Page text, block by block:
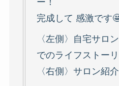
完成して 感激です
〈左側〉自宅サロ
でのライフストー
〈右側〉サロン紹